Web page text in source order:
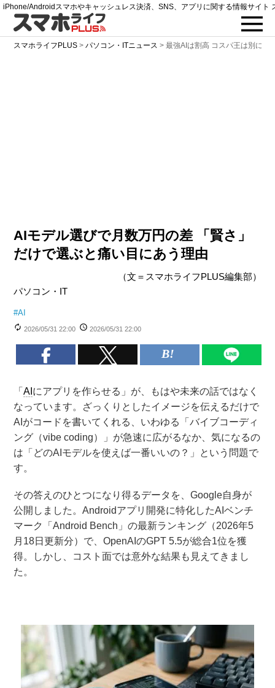
iPhone/Androidスマホやキャッシュレス決済、SNS、アプリに関する情報サイト
スマホライフPLUS >パソコン・ITニュース >最強AIは割高 コスパ王は別に
AIモデル選びで月数万円の差 「賢さ」
だけで選ぶと痛い目にあう理由
（文＝スマホライフPLUS編集部）
パソコン・IT
#AI
2026/05/31 22:00 2026/05/31 22:00
「AI にアプリを作らせる」が、もはや未来の話ではなく
なっています。ざっくりとしたイメージを伝えるだけで
AIがコードを書いてくれる、いわゆる「バイブコーディ
ング（vibe coding）」が急速に広がるなか、気になるの
は「どのAIモデルを使えば一番いいの？」という問題で
す。
その答えのひとつになり得るデータを、Google自身が
公開しました。Androidアプリ開発に特化したAIベンチ
マーク「Android Bench」の最新ランキング（2026年5
月18日更新分）で、OpenAIのGPT 5.5が総合1位を獲
得。しかし、コスト面では意外な結果も見えてきまし
た。